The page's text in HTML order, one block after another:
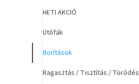
a
s
p
a
HETI AKCIÓ
Ütőfák
Borítások
Ragasztás / Tisztítás / Törődés